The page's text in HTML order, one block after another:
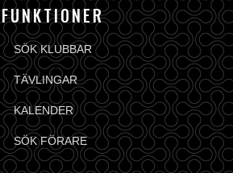
FUNKTIONER
SÖK KLUBBAR
TÄVLINGAR
KALENDER
SÖK FÖRARE